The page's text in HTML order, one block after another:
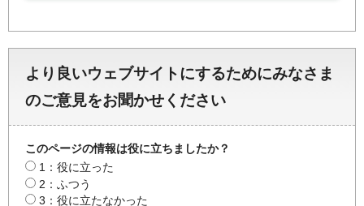
より良いウェブサイトにするためにみなさま
のご意見をお聞かせください
このページの情報は役に立ちましたか？
1：役に立った
2：ふつう
3：役に立たなかった